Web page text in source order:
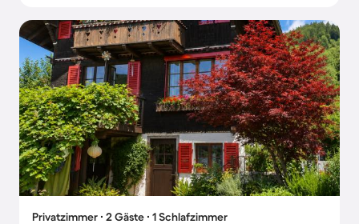
Privatzimmer ∙ 2 Gäste ∙ 1 Schlafzimmer